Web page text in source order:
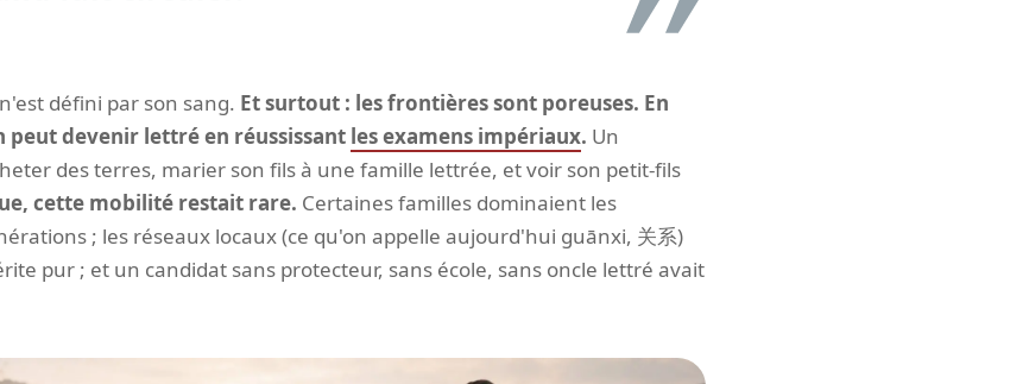
défini par son sang. Et surtout : les frontières sont poreuses. En
peut devenir lettré en réussissant les examens impériaux. Un
des terres, marier son fils à une famille lettrée, et voir son petit-fils
cette mobilité restait rare. Certaines familles dominaient les
; les réseaux locaux (ce qu'on appelle aujourd'hui guānxi, 关系)
pur ; et un candidat sans protecteur, sans école, sans oncle lettré avait